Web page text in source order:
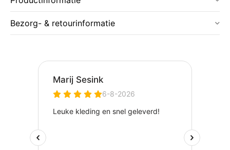
Bezorg- & retourinformatie